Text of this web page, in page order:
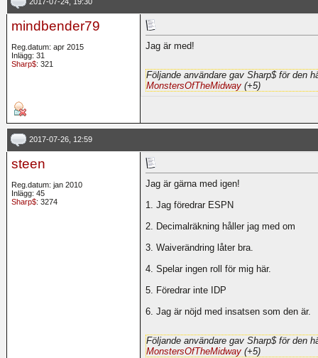
mindbender79
Reg.datum: apr 2015
Inlägg: 31
Sharp$: 321
Jag är med!
Följande användare gav Sharp$ för den
MonstersOfTheMidway (+5)
2017-07-26, 12:59
steen
Reg.datum: jan 2010
Inlägg: 45
Sharp$: 3274
Jag är gärna med igen!
1. Jag föredrar ESPN
2. Decimalräkning håller jag med om
3. Waiverändring låter bra.
4. Spelar ingen roll för mig här.
5. Föredrar inte IDP
6. Jag är nöjd med insatsen som den är.
Följande användare gav Sharp$ för den
MonstersOfTheMidway (+5)